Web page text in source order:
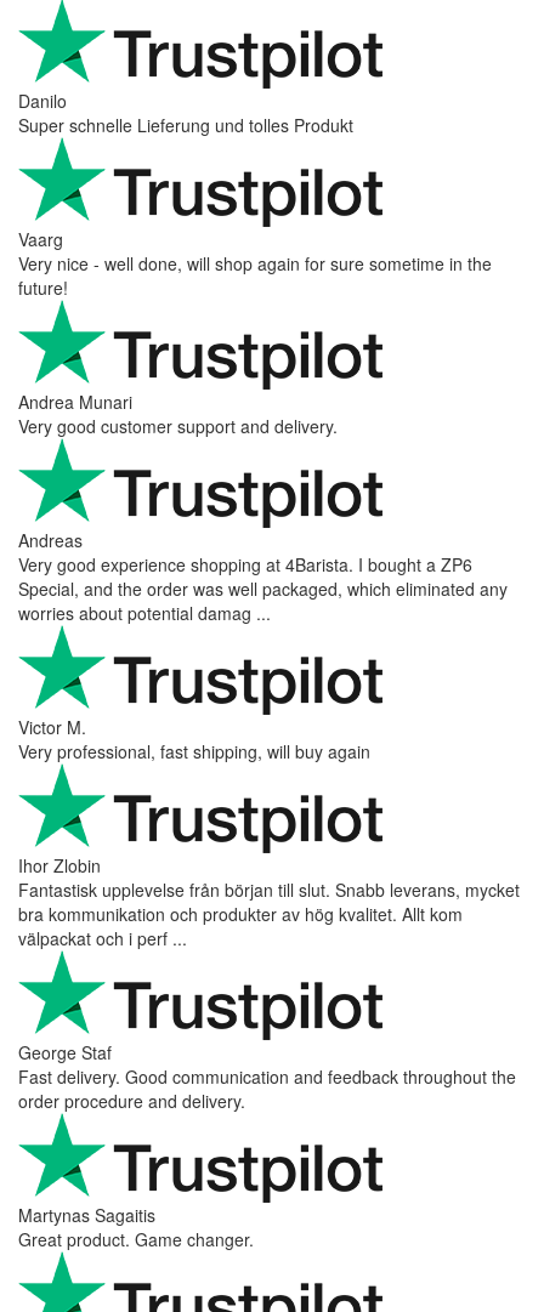
Danilo
Super schnelle Lieferung und tolles Produkt
Vaarg
Very nice - well done, will shop again for sure sometime in the
future!
Andrea Munari
Very good customer support and delivery.
Andreas
Very good experience shopping at 4Barista. I bought a ZP6
Special, and the order was well packaged, which eliminated any
worries about potential damag ...
Victor M.
Very professional, fast shipping, will buy again
Ihor Zlobin
Fantastisk upplevelse från början till slut. Snabb leverans, mycket
bra kommunikation och produkter av hög kvalitet. Allt kom
välpackat och i perf ...
George Staf
Fast delivery. Good communication and feedback throughout the
order procedure and delivery.
Martynas Sagaitis
Great product. Game changer.